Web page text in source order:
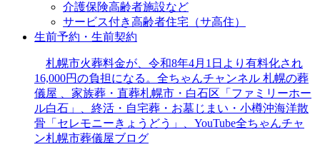
介護保険高齢者施設など
サービス付き高齢者住宅（サ高住）
生前予約・生前契約
札幌市火葬料金が、令和8年4月1日より有料化され
16,000円の負担になる。全ちゃんチャンネル 札幌の葬
儀屋 、家族葬・直葬札幌市・白石区「ファミリーホー
ル白石」、終活・自宅葬・お墓じまい・小樽沖海洋散
骨「セレモニーきょうどう」、YouTube全ちゃんチャ
ン札幌市葬儀屋ブログ